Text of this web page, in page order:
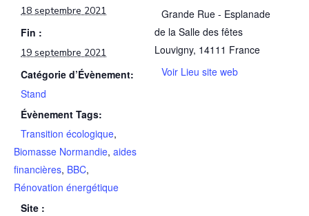
18 septembre 2021
Fin :
19 septembre 2021
Catégorie d’Évènement:
Stand
Évènement Tags:
Transition écologique,
Biomasse Normandie, aides
financières, BBC,
Rénovation énergétique
Site :
Grande Rue - Esplanade
de la Salle des fêtes
Louvigny, 14111 France
Voir Lieu site web